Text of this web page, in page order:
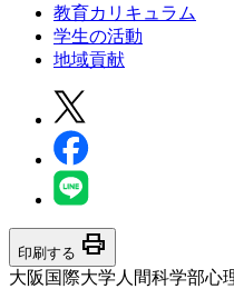
教育カリキュラム
学生の活動
地域貢献
印刷する print
大阪国際大学人間科学部心